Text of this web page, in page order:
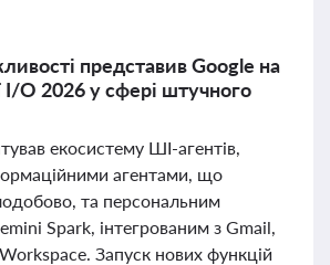
представив Google на
I/O 2026 у сфері штучного
екосистему ШІ-агентів,
агентами, що
та персональним
Spark, інтегрованим з Gmail,
Запуск нових функцій